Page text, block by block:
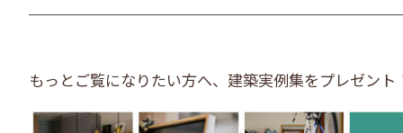
もっとご覧になりたい方へ、建築実例集をプレゼント